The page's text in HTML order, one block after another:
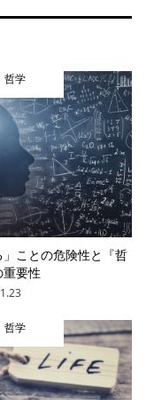
哲学
」ことの危険性と『哲
要性
哲学